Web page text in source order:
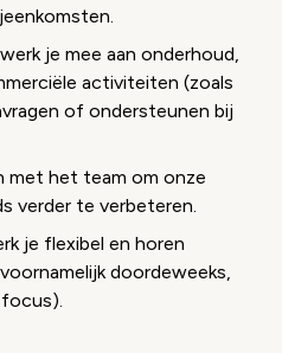
je mee aan onderhoud,
activiteiten (zoals
of ondersteunen bij
met het team om onze
verder te verbeteren.
je flexibel en horen
doordeweeks,